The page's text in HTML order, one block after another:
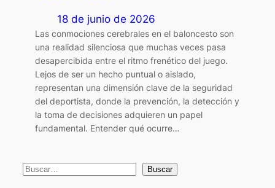
18 de junio de 2026
Las conmociones cerebrales en el baloncesto son
una realidad silenciosa que muchas veces pasa
desapercibida entre el ritmo frenético del juego.
Lejos de ser un hecho puntual o aislado,
representan una dimensión clave de la seguridad
del deportista, donde la prevención, la detección y
la toma de decisiones adquieren un papel
fundamental. Entender qué ocurre…
B
Buscar